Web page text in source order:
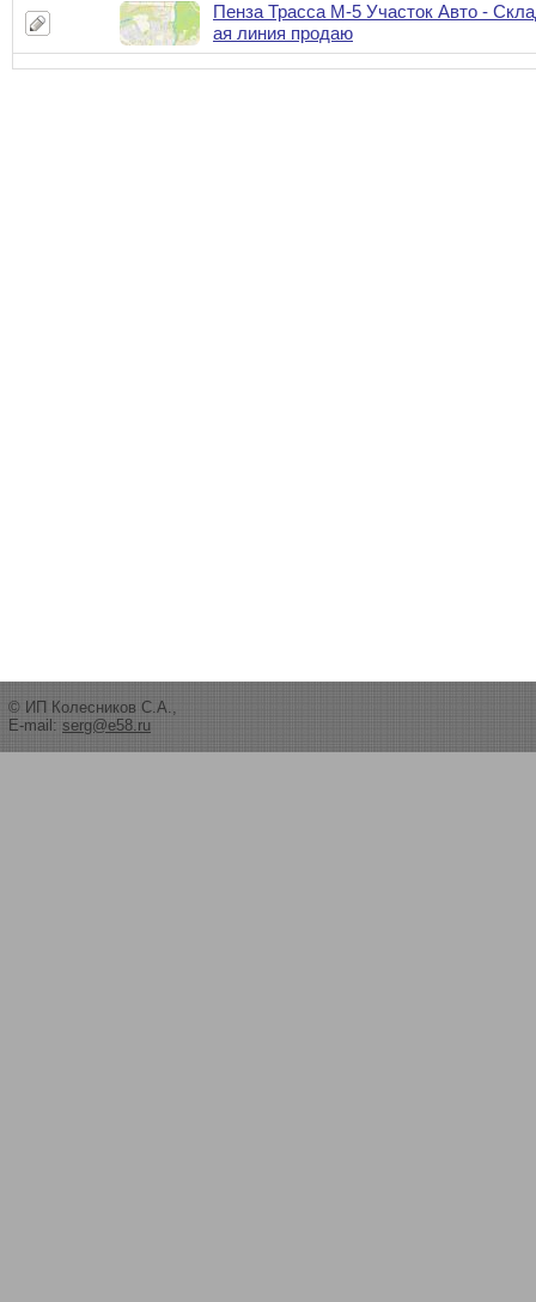
Пенза Трасса М-5 Участок Авто -
ая линия продаю
© ИП Колесников С.А.,
E-mail: serg@e58.ru